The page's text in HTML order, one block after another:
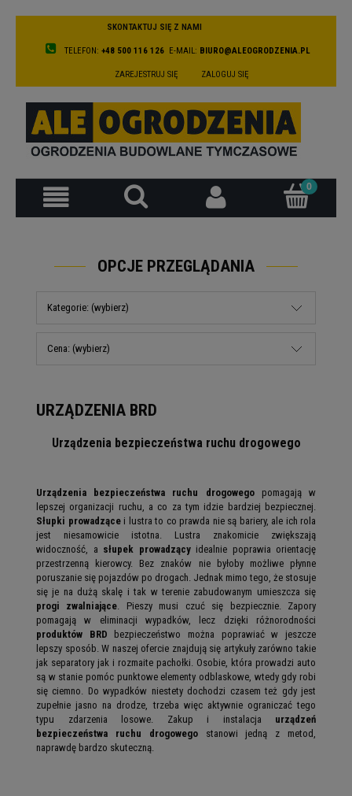
SKONTAKTUJ SIĘ Z NAMI
TELEFON: +48 500 116 126 E-MAIL: BIURO@ALEOGRODZENIA.PL
ZAREJESTRUJ SIĘ ZALOGUJ SIĘ
OPCJE PRZEGLĄDANIA
Kategorie: (wybierz)
Cena: (wybierz)
URZĄDZENIA BRD
Urządzenia bezpieczeństwa ruchu drogowego
Urządzenia bezpieczeństwa ruchu drogowegopomagają w
lepszej organizacji ruchu, a co za tym idzie bardziej bezpiecznej.
Słupki prowadzącei lustra to co prawda nie są bariery, ale ich rola
jest niesamowicie istotna. Lustra znakomicie zwiększają
widoczność, a słupek prowadzącyidealnie poprawia orientację
przestrzenną kierowcy. Bez znaków nie byłoby możliwe płynne
poruszanie się pojazdów po drogach. Jednak mimo tego, że stosuje
się je na dużą skalę i tak w terenie zabudowanym umieszcza się
progi zwalniające. Pieszy musi czuć się bezpiecznie. Zapory
pomagają w eliminacji wypadków, lecz dzięki różnorodności
produktów BRD bezpieczeństwo można poprawiać w jeszcze
lepszy sposób. W naszej ofercie znajdują się artykuły zarówno takie
jak separatory jak i rozmaite pachołki. Osobie, która prowadzi auto
są w stanie pomóc punktowe elementy odblaskowe, wtedy gdy robi
się ciemno. Do wypadków niestety dochodzi czasem też gdy jest
zupełnie jasno na drodze, trzeba więc aktywnie ograniczać tego
typu zdarzenia losowe. Zakup i instalacja urządzeń
bezpieczeństwa ruchu drogowegostanowi jedną z metod,
naprawdę bardzo skuteczną.